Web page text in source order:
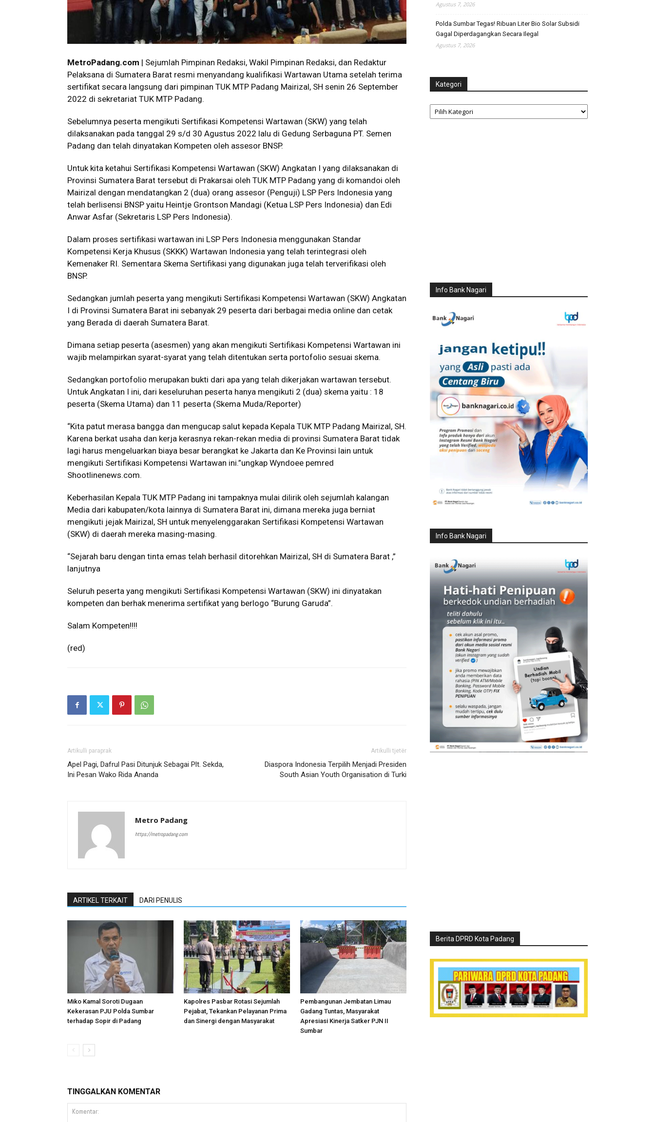
MetroPadang.com | Sejumlah Pimpinan Redaksi, Wakil Pimpinan Redaksi, dan Redaktur
Pelaksana di Sumatera Barat resmi menyandang kualifikasi Wartawan Utama setelah terima
sertifikat secara langsung dari pimpinan TUK MTP Padang Mairizal, SH senin 26 September
2022 di sekretariat TUK MTP Padang.
Sebelumnya peserta mengikuti Sertifikasi Kompetensi Wartawan (SKW) yang telah
dilaksanakan pada tanggal 29 s/d 30 Agustus 2022 lalu di Gedung Serbaguna PT. Semen
Padang dan telah dinyatakan Kompeten oleh assesor BNSP.
Untuk kita ketahui Sertifikasi Kompetensi Wartawan (SKW) Angkatan I yang dilaksanakan di
Provinsi Sumatera Barat tersebut di Prakarsai oleh TUK MTP Padang yang di komandoi oleh
Mairizal dengan mendatangkan 2 (dua) orang assesor (Penguji) LSP Pers Indonesia yang
telah berlisensi BNSP yaitu Heintje Grontson Mandagi (Ketua LSP Pers Indonesia) dan Edi
Anwar Asfar (Sekretaris LSP Pers Indonesia).
Dalam proses sertifikasi wartawan ini LSP Pers Indonesia menggunakan Standar
Kompetensi Kerja Khusus (SKKK) Wartawan Indonesia yang telah terintegrasi oleh
Kemenaker RI. Sementara Skema Sertifikasi yang digunakan juga telah terverifikasi oleh
BNSP.
Sedangkan jumlah peserta yang mengikuti Sertifikasi Kompetensi Wartawan (SKW) Angkatan
I di Provinsi Sumatera Barat ini sebanyak 29 peserta dari berbagai media online dan cetak
yang Berada di daerah Sumatera Barat.
Dimana setiap peserta (asesmen) yang akan mengikuti Sertifikasi Kompetensi Wartawan ini
wajib melampirkan syarat-syarat yang telah ditentukan serta portofolio sesuai skema.
Sedangkan portofolio merupakan bukti dari apa yang telah dikerjakan wartawan tersebut.
Untuk Angkatan I ini, dari keseluruhan peserta hanya mengikuti 2 (dua) skema yaitu : 18
peserta (Skema Utama) dan 11 peserta (Skema Muda/Reporter)
“Kita patut merasa bangga dan mengucap salut kepada Kepala TUK MTP Padang Mairizal, SH.
Karena berkat usaha dan kerja kerasnya rekan-rekan media di provinsi Sumatera Barat tidak
lagi harus mengeluarkan biaya besar berangkat ke Jakarta dan Ke Provinsi lain untuk
mengikuti Sertifikasi Kompetensi Wartawan ini.”ungkap Wyndoee pemred
Shootlinenews.com.
Keberhasilan Kepala TUK MTP Padang ini tampaknya mulai dilirik oleh sejumlah kalangan
Media dari kabupaten/kota lainnya di Sumatera Barat ini, dimana mereka juga berniat
mengikuti jejak Mairizal, SH untuk menyelenggarakan Sertifikasi Kompetensi Wartawan
(SKW) di daerah mereka masing-masing.
“Sejarah baru dengan tinta emas telah berhasil ditorehkan Mairizal, SH di Sumatera Barat ,”
lanjutnya
Seluruh peserta yang mengikuti Sertifikasi Kompetensi Wartawan (SKW) ini dinyatakan
kompeten dan berhak menerima sertifikat yang berlogo “Burung Garuda”.
Salam Kompeten!!!!
(red)
Artikulli paraprak
Apel Pagi, Dafrul Pasi Ditunjuk Sebagai Plt. Sekda,
Ini Pesan Wako Rida Ananda
Artikulli tjetër
Diaspora Indonesia Terpilih Menjadi Presiden
South Asian Youth Organisation di Turki
Metro Padang
https://metropadang.com
ARTIKEL TERKAIT DARI PENULIS
Miko Kamal Soroti Dugaan
Kekerasan PJU Polda Sumbar
terhadap Sopir di Padang
Kapolres Pasbar Rotasi Sejumlah
Pejabat, Tekankan Pelayanan Prima
dan Sinergi dengan Masyarakat
Pembangunan Jembatan Limau
Gadang Tuntas, Masyarakat
Apresiasi Kinerja Satker PJN II
Sumbar
TINGGALKAN KOMENTAR
Agustus 7, 2026
Polda Sumbar Tegas! Ribuan Liter Bio Solar Subsidi
Gagal Diperdagangkan Secara Ilegal
Agustus 7, 2026
Kategori
Kategori
Info Bank Nagari
Info Bank Nagari
Berita DPRD Kota Padang